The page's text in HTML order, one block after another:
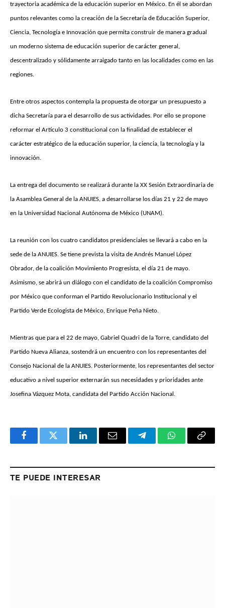
trayectoria académica de la educación superior en México. En él se abordan
puntos relevantes como la creación de la Secretaría de Educación Superior,
Ciencia, Tecnología e Innovación que permita construir de manera gradual
un moderno sistema de educación superior de carácter general,
descentralizado y sólidamente arraigado tanto en las localidades como en las
regiones.
Entre otros aspectos contempla la propuesta de otorgar un presupuesto a
dicha Secretaría para el desarrollo de sus actividades. Por ello se propone
reformar el Artículo 3 constitucional con la finalidad de establecer el
carácter estratégico de la educación superior, la ciencia, la tecnología y la
innovación.
La entrega del documento se realizará durante la XX Sesión Extraordinaria de
la Asamblea General de la ANUIES, a desarrollarse los días 21 y 22 de mayo
en la Universidad Nacional Autónoma de México (UNAM).
La reunión con los cuatro candidatos presidenciales se llevará a cabo en la
sede de la ANUIES. Se tiene prevista la visita de Andrés Manuel López
Obrador, de la coalición Movimiento Progresista, el día 21 de mayo.
Asimismo, se abrirá un diálogo con el candidato de la coalición Compromiso
por México que conforman el Partido Revolucionario Institucional y el
Partido Verde Ecologista de México, Enrique Peña Nieto.
Mientras que para el 22 de mayo, Gabriel Quadri de la Torre, candidato del
Partido Nueva Alianza, sostendrá un encuentro con los representantes del
Consejo Nacional de la ANUIES. Posteriormente, los representantes del sector
educativo a nivel superior externarán sus necesidades y prioridades ante
Josefina Vázquez Mota, candidata del Partido Acción Nacional.
FacebookTwitter LinkedInEmail TelegramWhatsApp
Copy
TE PUEDE INTERESAR